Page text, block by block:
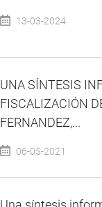
13-03-2024
UNA SÍNTESIS
FISCALIZACIÓN
FERNANDEZ,...
06-05-2021